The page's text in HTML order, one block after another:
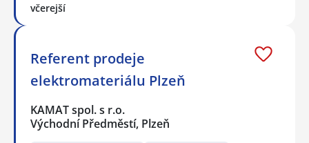
včerejší
Referent prodeje
elektromateriálu Plzeň
KAMAT spol. s r.o.
Východní Předměstí, Plzeň